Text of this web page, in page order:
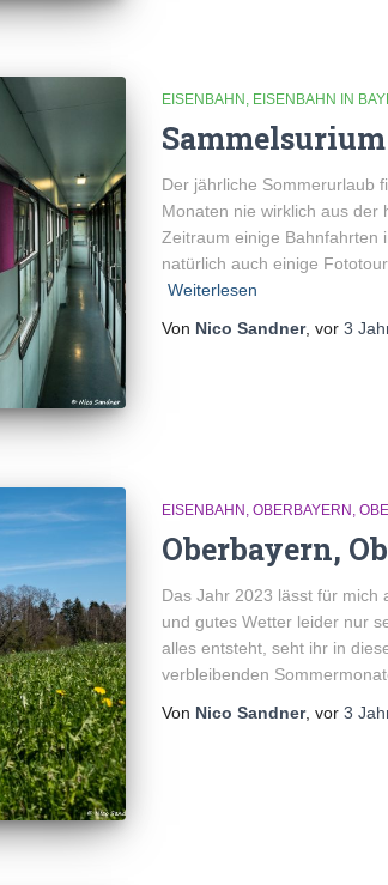
EISENBAHN EISENBAHN IN
Der jährliche Sommerurlaub
Monaten nie wirklich aus der
Zeitraum einige Bahnfahrten
natürlich auch einige
Weiterlesen
Von Nico Sandner, vor 3
EISENBAHN OBERBAYERN
Oberbayern,
Das Jahr 2023 lässt für mich
und gutes Wetter leider nur
alles entsteht, seht ihr in
verbleibenden
Von Nico Sandner, vor 3